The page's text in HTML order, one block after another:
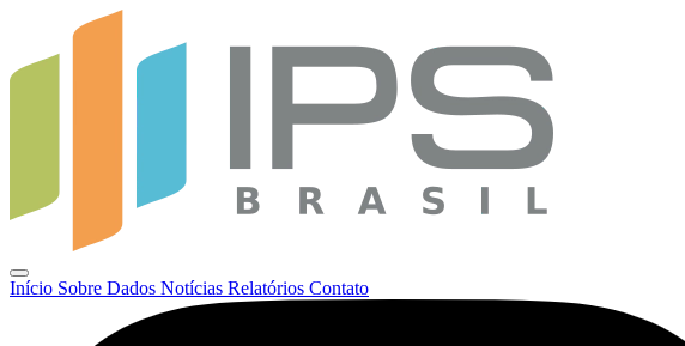
Início Sobre Dados Notícias Relatórios Contato